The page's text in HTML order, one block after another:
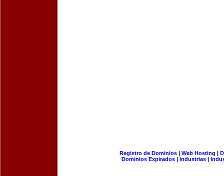
Registro de Dominios| Web Hosting |
Dominios Expirados | Industrias |